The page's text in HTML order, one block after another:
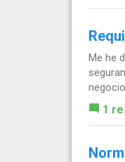
Me he
1